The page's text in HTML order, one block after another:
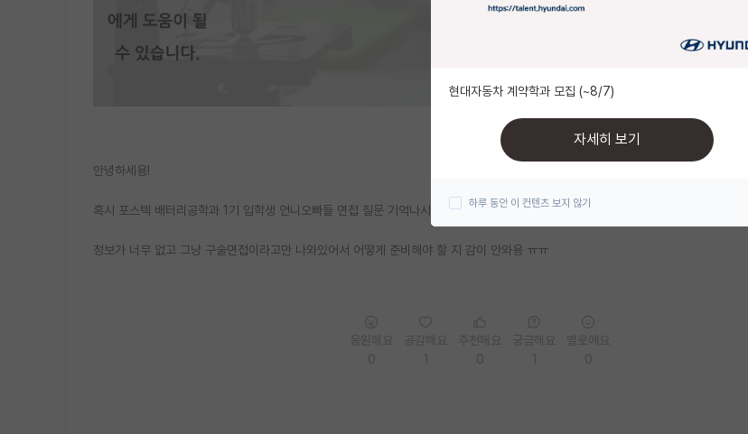
안녕하세용!
혹시 포스텍 배터리공학과 1기 입학생 언니오빠들 면접 질문 기억나시는 것 있다면 하나씩 던져주실 수 있을까요...
정보가 너무 없고 그냥 구술면접이라고만 나와있어서 어떻게 준비해야 할 지 감이 안와용 ㅠㅠ
현대자동차 계약학과 모집 (~8/7)
자세히 보기
하루 동안 이 컨텐츠 보지 않기